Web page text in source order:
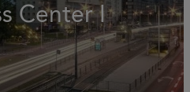
Center I